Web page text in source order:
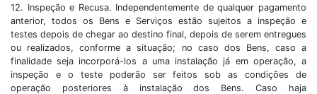
12. Inspeção e Recusa. Independentemente de qualquer pagamento
anterior, todos os Bens e Serviços estão sujeitos a inspeção e
testes depois de chegar ao destino final, depois de serem entregues
ou realizados, conforme a situação; no caso dos Bens, caso a
finalidade seja incorporá-los a uma instalação já em operação, a
inspeção e o teste poderão ser feitos sob as condições de
operação posteriores à instalação dos Bens. Caso haja